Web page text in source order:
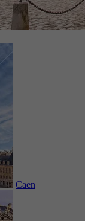
Caen